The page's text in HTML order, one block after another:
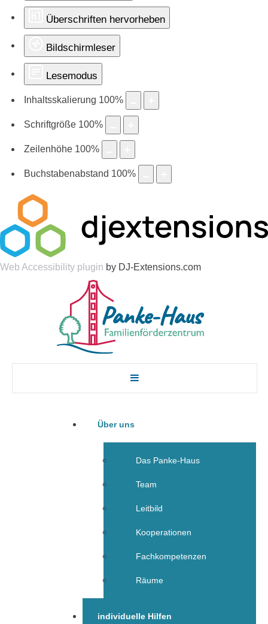
Überschriften hervorheben
Bildschirmleser
Lesemodus
Inhaltsskalierung 100%
Schriftgröße 100%
Zeilenhöhe 100%
Buchstabenabstand 100%
Web Accessibility plugin by DJ-Extensions.com
Über uns
Das Panke-Haus
Team
Leitbild
Kooperationen
Fachkompetenzen
Räume
individuelle Hilfen